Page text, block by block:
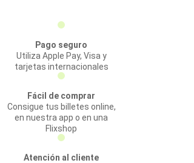
Pago seguro
Utiliza Apple Pay, Visa y
tarjetas internacionales
Fácil de comprar
Consigue tus billetes online,
en nuestra app o en una
Flixshop
Atención al cliente